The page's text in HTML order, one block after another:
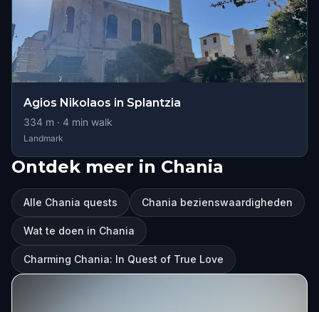
Agios Nikolaos in Splantzia
334 m · 4 min walk
Landmark
Ontdek meer in Chania
Alle Chania quests Chania bezienswaardigheden
Wat te doen in Chania
Charming Chania: In Quest of True Love